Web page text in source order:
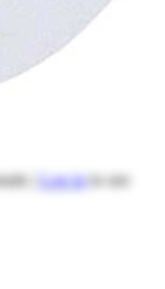
| Log into see